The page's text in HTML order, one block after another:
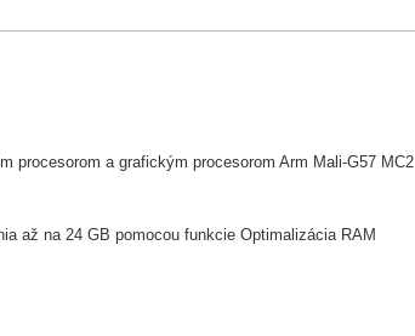
procesorom a grafickým procesorom Arm Mali-G57 MC2
až na 24 GB pomocou funkcie Optimalizácia RAM